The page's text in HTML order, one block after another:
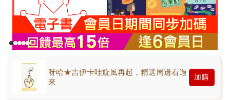
呀哈★吉伊卡哇旋風再起，精選周邊看過
來
加購